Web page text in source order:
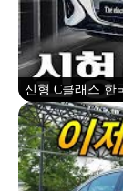
신형 C클래스 한